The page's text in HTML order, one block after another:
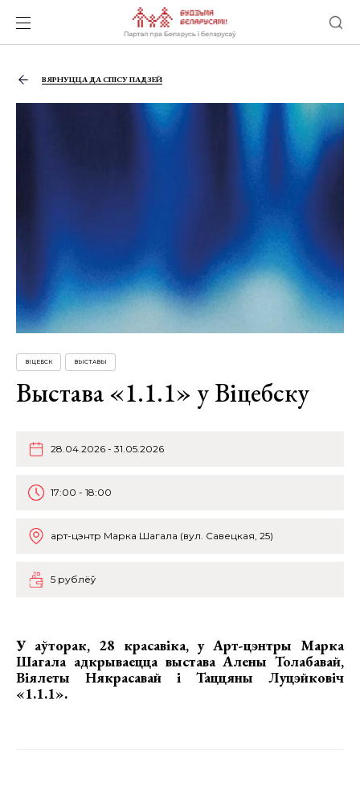
ВЯРНУЦЦА ДА СПІСУ ПАДЗЕЙ
ВІЦЕБСК ВЫСТАВЫ
Выстава «1.1.1» у Віцебску
28.04.2026 - 31.05.2026
17:00 - 18:00
арт-цэнтр Марка Шагала (вул. Савецкая, 25)
5 рублёў
У аўторак, 28 красавіка, у Арт-цэнтры Марка
Шагала адкрываецца выстава Алены Толабавай,
Віялеты Някрасавай і Таццяны Луцэйковіч
«1.1.1».